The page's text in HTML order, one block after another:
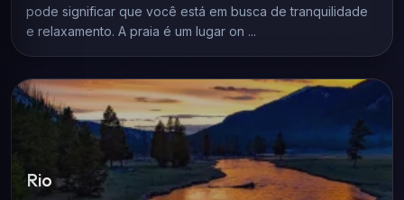
pode significar que você está em busca de tranquilidade
e relaxamento. A praia é um lugar on ...
Rio